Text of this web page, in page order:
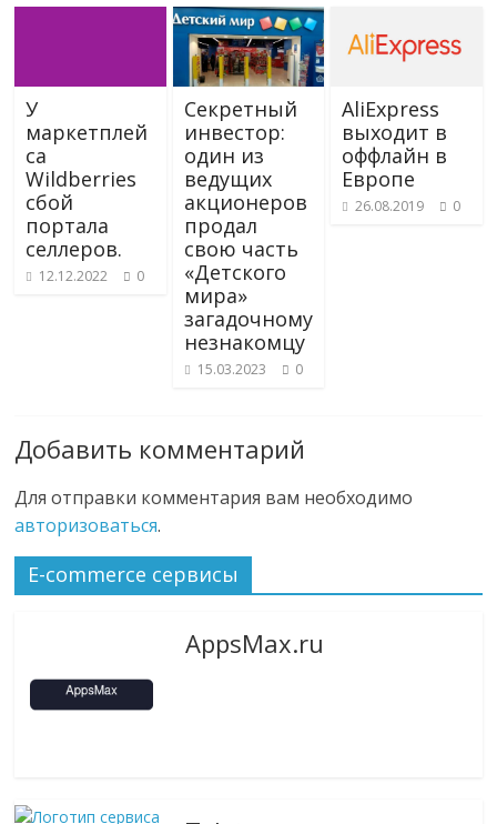
У
маркетплей
са
Wildberries
сбой
портала
селлеров.
12.12.2022 0
Секретный
инвестор:
один из
ведущих
акционеров
продал
свою часть
«Детского
мира»
загадочному
незнакомцу
15.03.2023 0
AliExpress
выходит в
оффлайн в
Европе
26.08.2019 0
Добавить комментарий
Для отправки комментария вам необходимо
авторизоваться.
E-commerce сервисы
AppsMax.ru